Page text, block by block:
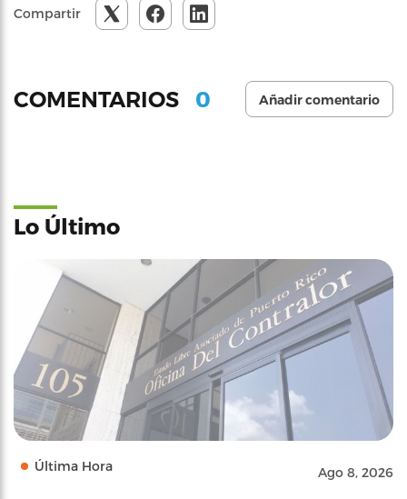
Compartir
COMENTARIOS 0 Añadir comentario
Lo Último
Última Hora Ago 8, 2026